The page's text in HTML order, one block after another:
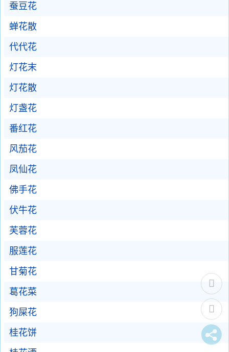
蚕豆花
蝉花散
代代花
灯花末
灯花散
灯盏花
番红花
风茄花
凤仙花
佛手花
伏牛花
芙蓉花
服莲花
甘菊花
葛花菜
狗屎花
桂花饼